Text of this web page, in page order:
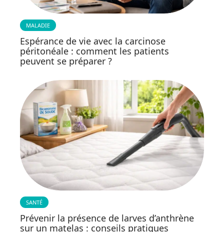
MALADIE
Espérance de vie avec la carcinose
péritonéale : comment les patients
peuvent se préparer ?
SANTÉ
Prévenir la présence de larves d’anthrène
sur un matelas : conseils pratiques